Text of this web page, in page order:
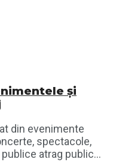
și
din evenimente
spectacole,
atrag public...